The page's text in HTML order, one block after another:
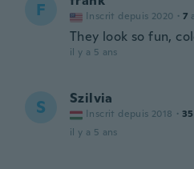
F Inscrit depuis 2020 · 7
They look so fun,
il y a 5 ans
S Szilvia
Inscrit depuis 2018 · 35
il y a 5 ans